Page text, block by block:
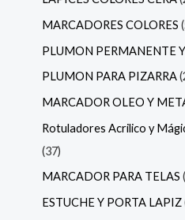
MARCADORES COLORES
PLUMON PERMANENTE
PLUMON PARA PIZARRA
MARCADOR OLEO Y
Rotuladores Acrilico y
37
MARCADOR PARA TELAS
ESTUCHE Y PORTA LAPIZ